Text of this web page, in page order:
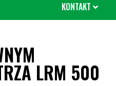
KONTAKT
LRM 500